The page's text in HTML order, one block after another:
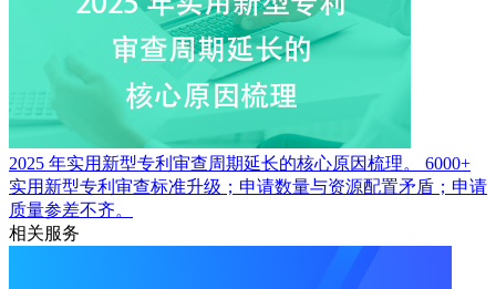
2025 年实用新型专利审查周期延长的核心原因梳理。
6000+
实用新型专利审查标准升级；申请数量与资源配置矛盾；申请
质量参差不齐。
相关服务